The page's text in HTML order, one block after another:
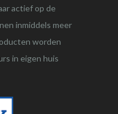
actief op de
inmiddels meer
worden
in eigen huis